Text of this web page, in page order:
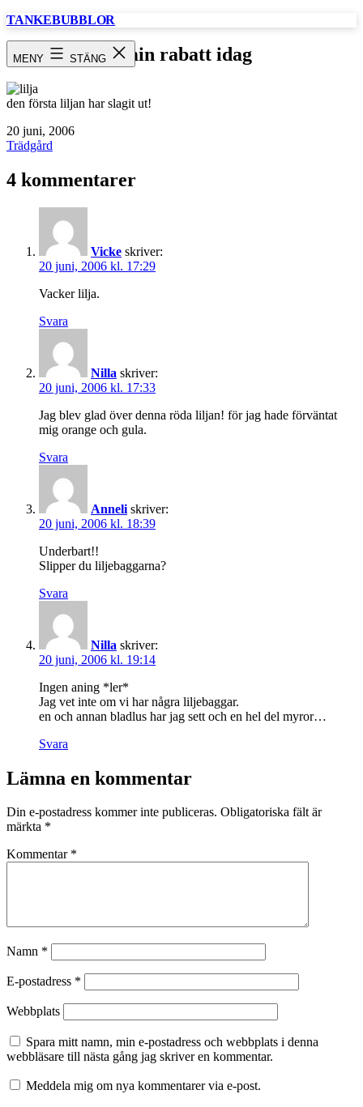
Hoppa
TANKEBUBBLOR
MENY STÄNG i min rabatt idag
den första liljan har slagit ut!
Publicerat
den
20 juni, 2006
Kategoriserat
Trädgård
4 kommentarer
Vicke skriver:
20 juni, 2006 kl. 17:29
Vacker lilja.
Svara
Nilla skriver:
20 juni, 2006 kl. 17:33
Jag blev glad över denna röda liljan! för jag hade förväntat
mig orange och gula.
Svara
Anneli skriver:
20 juni, 2006 kl. 18:39
Underbart!!
Slipper du liljebaggarna?
Svara
Nilla skriver:
20 juni, 2006 kl. 19:14
Ingen aning *ler*
Jag vet inte om vi har några liljebaggar.
en och annan bladlus har jag sett och en hel del myror…
Svara
Lämna en kommentar
Din e-postadress kommer inte publiceras. Obligatoriska fält är
märkta *
Kommentar *
Namn *
E-postadress *
Webbplats
Spara mitt namn, min e-postadress och webbplats i denna
webbläsare till nästa gång jag skriver en kommentar.
Meddela mig om nya kommentarer via e-post.